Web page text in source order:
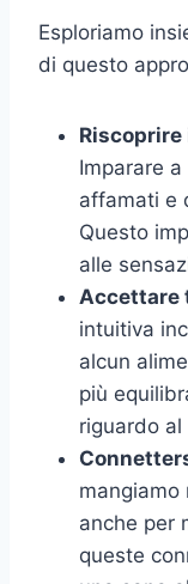
Esploriamo
di questo
Riscoprire
Imparare
affamati e
Questo
alle
Accettare
intuitiva
alcun
più
riguardo al
mangiamo
anche per
queste